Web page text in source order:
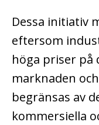
Dessa initiativ
eftersom
höga priser på
marknaden
begränsas av
kommersiella